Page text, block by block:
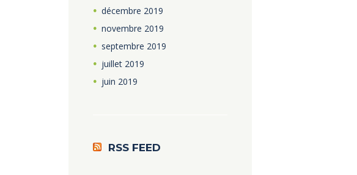
décembre 2019
novembre 2019
septembre 2019
juillet 2019
juin 2019
RSS FEED